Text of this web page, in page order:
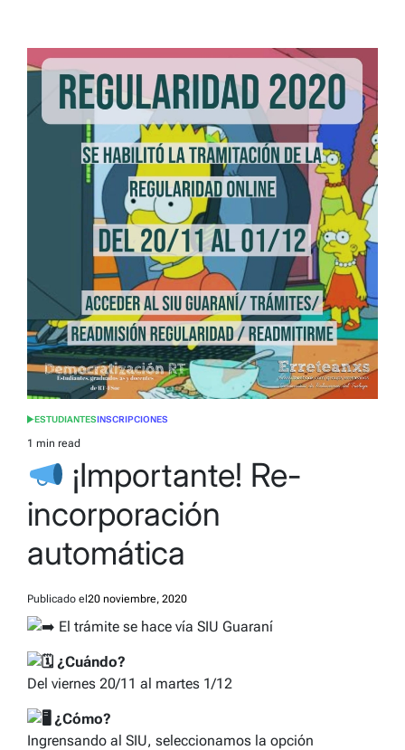
POSTED
IN
ESTUDIANTESINSCRIPCIONES
Estimated
read
time
1 min read
¡Importante! Re-
incorporación
automática
Publicado el 20 noviembre, 2020
El trámite se hace vía SIU Guaraní
¿Cuándo?
Del viernes 20/11 al martes 1/12
¿Cómo?
Ingrensando al SIU, seleccionamos la opción